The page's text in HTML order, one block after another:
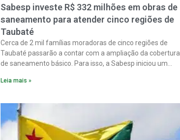
Sabesp investe R$ 332 milhões em obras de
saneamento para atender cinco regiões de
Taubaté
Cerca de 2 mil famílias moradoras de cinco regiões de
Taubaté passarão a contar com a ampliação da cobertura
de saneamento básico. Para isso, a Sabesp iniciou um
milhões.
Leia mais »